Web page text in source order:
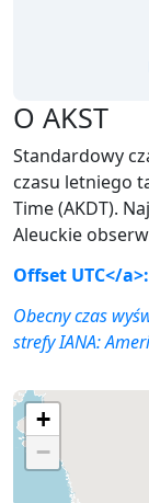
O AKST
Standardowy
czasu letniego
Time (AKDT).
Aleuckie
Offset UTC</a>:
Obecny czas
strefy IANA:
+
−